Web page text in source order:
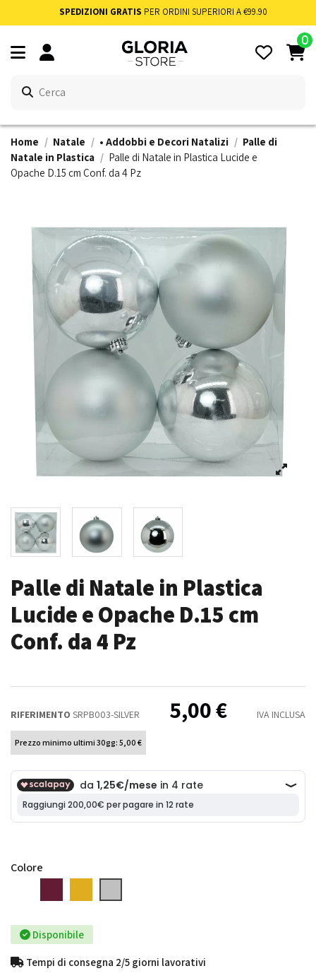
SPEDIZIONI GRATIS PER ORDINI SUPERIORI A €99.90
0
Home Natale • Addobbi e Decori Natalizi
Palle di
Natale in Plastica
Palle di Natale in Plastica Lucide e
Opache D.15 cm Conf. da 4 Pz
Palle di Natale in Plastica
Lucide e Opache D.15 cm
Conf. da 4 Pz
RIFERIMENTO SRPB003-SILVER 5,00 € IVA INCLUSA
Prezzo minimo ultimi 30gg: 5,00 €
Colore
Disponibile
Tempi di consegna 2/5 giorni lavorativi